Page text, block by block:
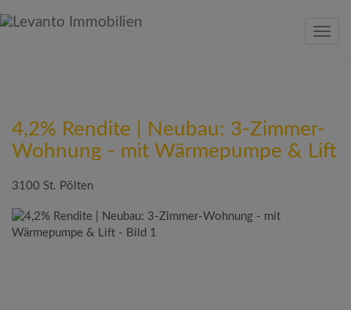
4,2% Rendite | Neubau: 3-Zimmer-
Wohnung - mit Wärmepumpe & Lift
3100 St. Pölten